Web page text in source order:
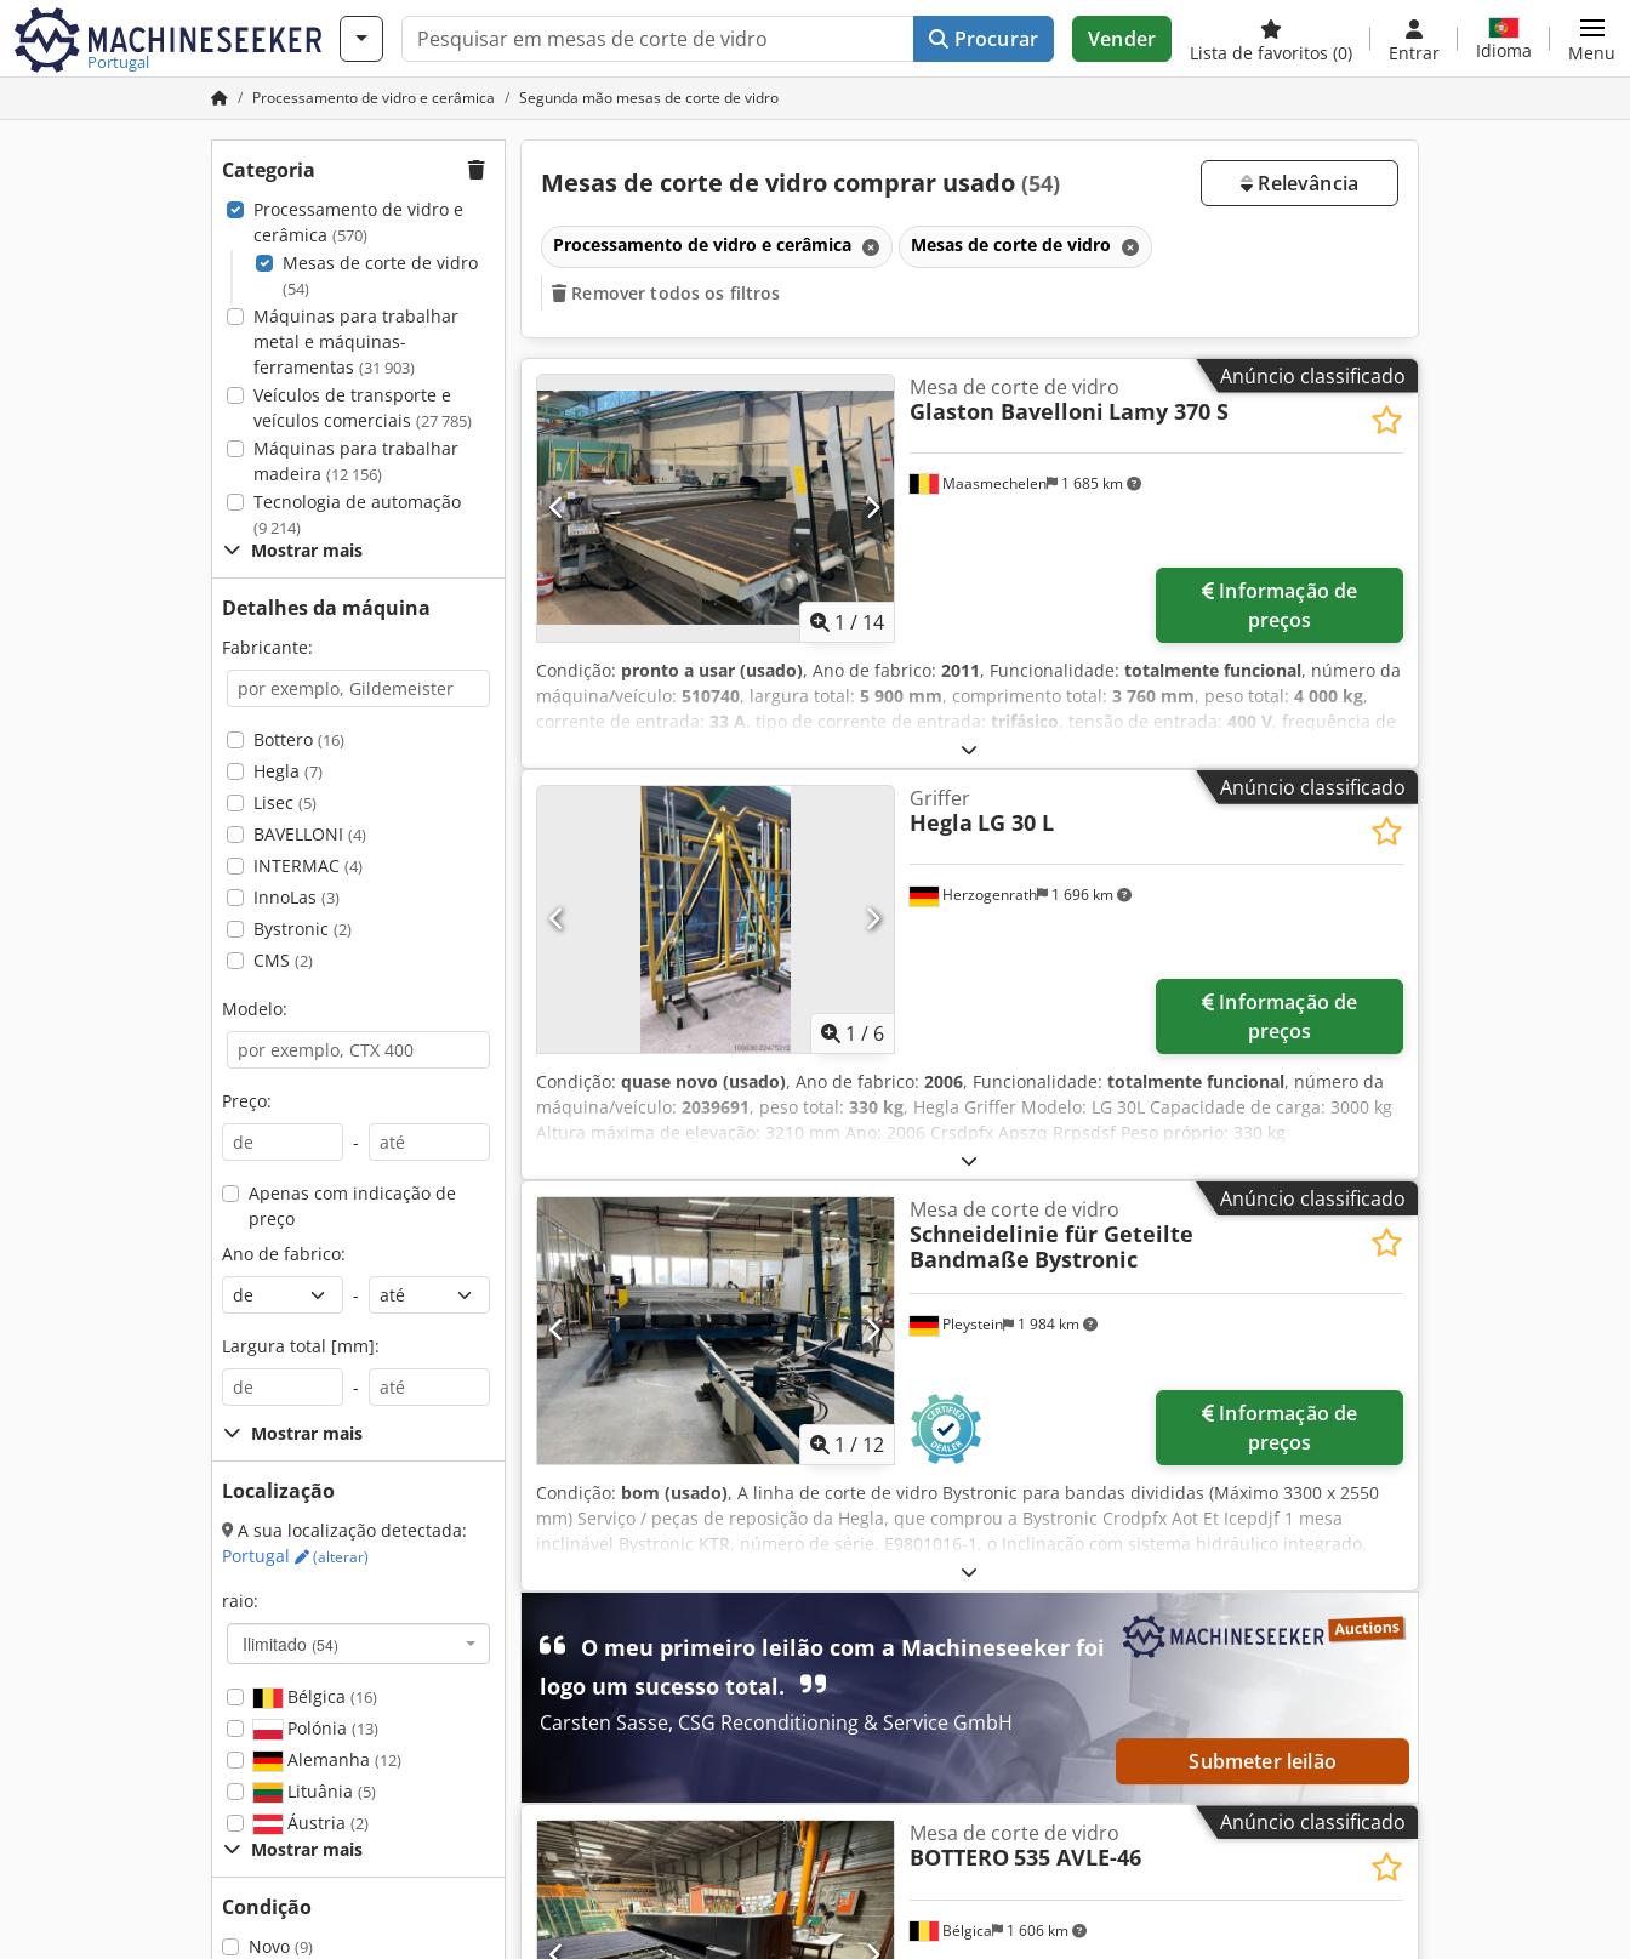
Portugal
Procurar Vender
Lista de favoritos (0) Entrar Idioma Menu
Processamento de vidro e cerâmica Segunda mão mesas de corte de vidro
Categoria
Processamento de vidro e
cerâmica (570)
Mesas de corte de vidro
(54)
Máquinas para trabalhar
metal e máquinas-
ferramentas (31 903)
Veículos de transporte e
veículos comerciais (27 785)
Máquinas para trabalhar
madeira (12 156)
Tecnologia de automação
(9 214)
Mostrar mais
Detalhes da máquina
Fabricante:
Bottero (16)
Hegla (7)
Lisec (5)
BAVELLONI (4)
INTERMAC (4)
InnoLas (3)
Bystronic (2)
CMS (2)
Modelo:
Preço:
-
Apenas com indicação de
preço
Ano de fabrico:
-
Largura total [mm]:
-
Mostrar mais
Localização
A sua localização detectada:
Portugal
(alterar)
raio:
Ilimitado (54)
Bélgica (16)
Polónia (13)
Alemanha (12)
Lituânia (5)
Áustria (2)
Mostrar mais
Condição
Novo (9)
Mesas de corte de vidro comprar usado (54) Relevância
Processamento de vidro e cerâmica Mesas de corte de vidro
Remover todos os filtros
Anúncio classificado
1 / 14
Maasmechelen 1 685 km
Mesa de corte de vidro
Glaston Bavelloni Lamy 370 S
preços
Condição: pronto a usar (usado), Ano de fabrico: 2011, Funcionalidade: totalmente funcional, número da
máquina/veículo: 510740, largura total: 5 900 mm, comprimento total: 3 760 mm, peso total: 4 000 kg,
corrente de entrada: 33 A, tipo de corrente de entrada: trifásico, tensão de entrada: 400 V, frequência de
, comprimento de corte (máx.):
370 S Crodpfsu D Namex Apdef Ano: 2011 400V-43,2KW-10kA-50Hz-33A
Anúncio classificado
1 / 6
Herzogenrath 1 696 km
Griffer
Hegla LG 30 L
preços
Condição: quase novo (usado), Ano de fabrico: 2006, Funcionalidade: totalmente funcional, número da
máquina/veículo: 2039691, peso total: 330 kg, Hegla Griffer Modelo: LG 30L Capacidade de carga: 3000 kg
Altura máxima de elevação: 3210 mm Ano: 2006 Crsdpfx Apszq Rrpsdsf Peso próprio: 330 kg
Anúncio classificado
1 / 12
Pleystein 1 984 km
Mesa de corte de vidro
Schneidelinie für Geteilte
Bandmaße Bystronic
preços
Condição: bom (usado), A linha de corte de vidro Bystronic para bandas divididas (Máximo 3300 x 2550
mm) Serviço / peças de reposição da Hegla, que comprou a Bystronic Crodpfx Aot Et Icepdjf 1 mesa
inclinável Bystronic KTR, número de série. E9801016-1, o Inclinação com sistema hidráulico integrado,
acionamento por rolo para transporte automático do vidro para a mesa de corte • 1 mesa de corte de
vidro float totalmente automática o Tipo: XYT 972, nº de série. E980016-2 o também pode moldar,
otimização de resíduos, PC Terra o Dimensões máximas 3300 x 2550 mm o Espessuras de vidro 2-15 mm o
com correia transportadora • 1 mesa de quebra com barras de quebra e almofada de ar o Número de
série E980016-4
O meu primeiro leilão com a Machineseeker foi
logo um sucesso total.
Carsten Sasse, CSG Reconditioning & Service GmbH
Submeter leilão
Anúncio classificado
Bélgica 1 606 km
Mesa de corte de vidro
BOTTERO535 AVLE-46